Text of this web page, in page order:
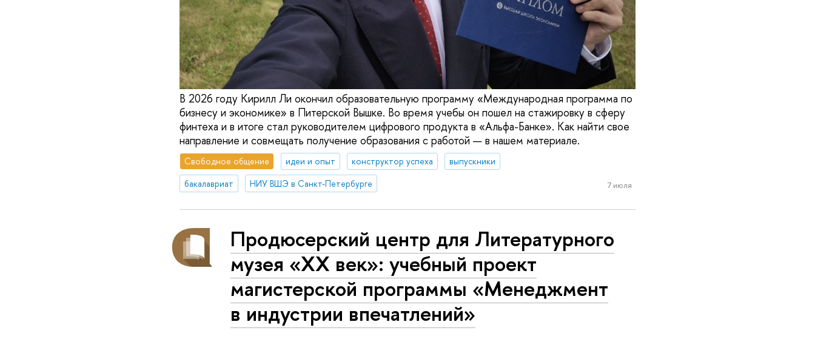
В 2026 году Кирилл Ли окончил образовательную программу «Международная программа по
бизнесу и экономике» в Питерской Вышке. Во время учебы он пошел на стажировку в сферу
финтеха и в итоге стал руководителем цифрового продукта в «Альфа-Банке». Как найти свое
направление и совмещать получение образования с работой — в нашем материале.
Свободное общение идеи и опыт конструктор успеха
выпускники
бакалавриат
НИУ ВШЭ в Санкт-Петербурге 7 июля
Продюсерский центр для Литературного
музея «XX век»: учебный проект
магистерской программы «Менеджмент
в индустрии впечатлений»